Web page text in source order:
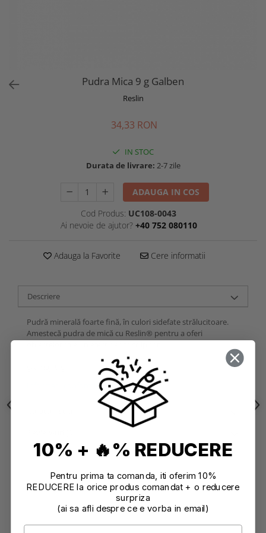
Pudra Mica 9 g Galben
Reslin
34,33 RON
IN STOC
Durata de livrare: 2-7 zile
ADAUGA IN COS
Cod Produs: UC108-0043
Ai nevoie de ajutor? +40 752 080110
Adauga la Favorite Cere informatii
Descriere
Pudră minerală foarte fină, în culori sidefate strălucitoare.
Amestecă pudra de mică cu Reslin® pentru a oferi
Informatii conformitate produs
10% + 🔥% REDUCERE
Pentru prima ta comanda, iti oferim 10%
REDUCERE la orice produs comandat + o reducere
surpriza
(ai sa afli despre ce e vorba in email)